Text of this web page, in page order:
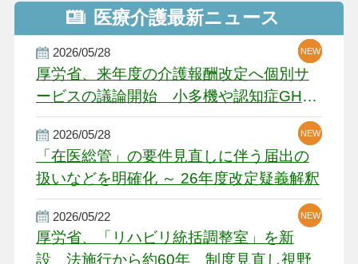
医療介護最新ニュース
2026/05/28
厚労省、来年度の介護報酬改定へ個別サ
ービスの議論開始 小多機や認知症GH、
厳しい経営環境に危機感
NEW
NEW
NEW
2026/05/28
「在医総管」の要件見直しに伴う届出の
扱いなどを明確化 ～ 26年度改定疑義解釈
NEW
NEW
2026/05/22
厚労省、「リハビリ統括調整室」を新
設 法施行から約60年 制度見直し視野
NEW